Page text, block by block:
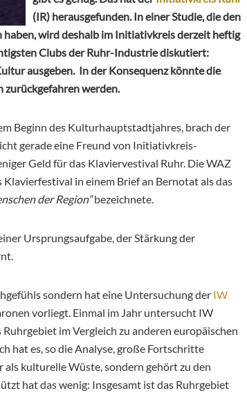
(IR) herausgefunden. In einer Studie, die den
wird deshalb im Initiativkreis derzeit heftig
Clubs der Ruhr-Industrie diskutiert:
ausgeben. In der Konsequenz könnte die
zurückgefahren werden.
Beginn des Kulturhauptstadtjahres, brach der
gerade eine Freund von Initiativkreis-
Geld für das Klaviervestival Ruhr. Die WAZ
Klavierfestival in einem Brief an Bernotat als das
der Region”bezeichnete.
Ursprungsaufgabe, der Stärkung der
sondern hat eine Untersuchung der IW
vorliegt. Einmal im Jahr untersucht IW
im Vergleich zu anderen europäischen
hat es, so die Analyse, große Fortschritte
kulturelle Wüste, sondern gehört zu den
hat das wenig: Insgesamt ist das Ruhrgebiet